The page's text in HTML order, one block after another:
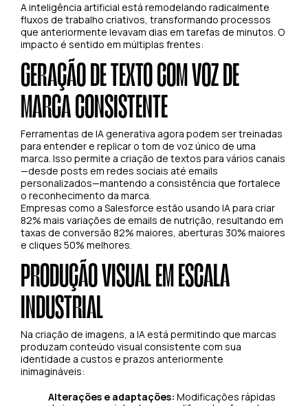
A inteligência artificial está remodelando radicalmente
fluxos de trabalho criativos, transformando processos
que anteriormente levavam dias em tarefas de minutos. O
impacto é sentido em múltiplas frentes:
GERAÇÃO DE TEXTO COM VOZ DE
MARCA CONSISTENTE
Ferramentas de IA generativa agora podem ser treinadas
para entender e replicar o tom de voz único de uma
marca. Isso permite a criação de textos para vários canais
—desde posts em redes sociais até emails
personalizados—mantendo a consistência que fortalece
o reconhecimento da marca.
Empresas como a Salesforce estão usando IA para criar
82% mais variações de emails de nutrição, resultando em
taxas de conversão 82% maiores, aberturas 30% maiores
e cliques 50% melhores.
PRODUÇÃO VISUAL EM ESCALA
INDUSTRIAL
Na criação de imagens, a IA está permitindo que marcas
produzam conteúdo visual consistente com sua
identidade a custos e prazos anteriormente
inimagináveis:
Alterações e adaptações: Modificações rápidas